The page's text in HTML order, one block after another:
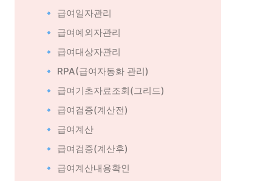
🔹 급여일자관리
🔹 급여예외자관리
🔹 급여대상자관리
🔹 RPA(급여자동화 관리)
🔹 급여기초자료조회(그리드)
🔹 급여검증(계산전)
🔹 급여계산
🔹 급여검증(계산후)
🔹 급여계산내용확인